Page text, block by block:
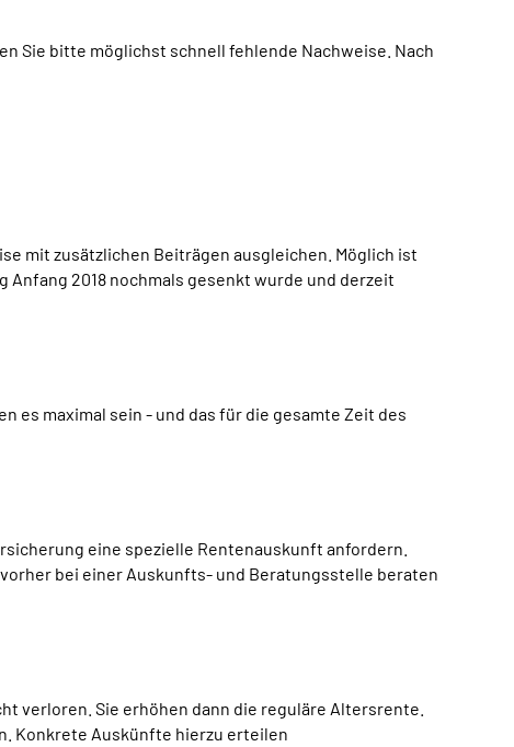
Sie bitte möglichst schnell fehlende Nachweise. Nach
mit zusätzlichen Beiträgen ausgleichen. Möglich ist
Anfang 2018 nochmals gesenkt wurde und derzeit
es maximal sein - und das für die gesamte Zeit des
eine spezielle Rentenauskunft anfordern.
bei einer Auskunfts- und Beratungsstelle beraten
verloren. Sie erhöhen dann die reguläre Altersrente.
Konkrete Auskünfte hierzu erteilen